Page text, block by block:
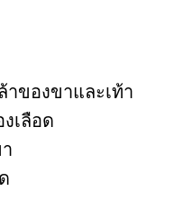
าของขาและเท้า
เลือด